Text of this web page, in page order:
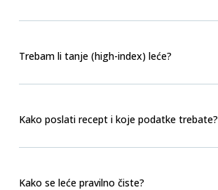
Trebam li tanje (high-index) leće?
Kako poslati recept i koje podatke trebate?
Kako se leće pravilno čiste?